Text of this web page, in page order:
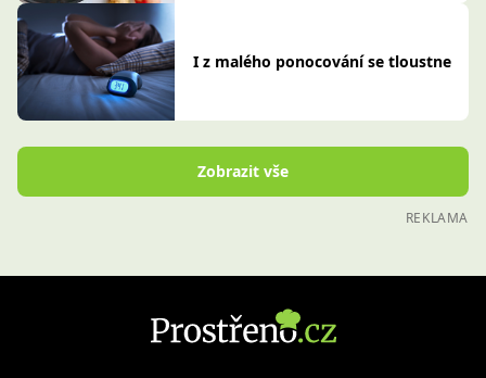
I z malého ponocování se tloustne
Zobrazit vše
REKLAMA